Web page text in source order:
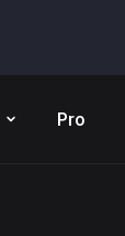
Pro